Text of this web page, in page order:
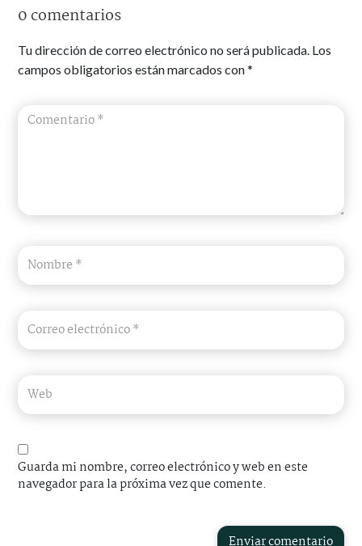
0 comentarios
Tu dirección de correo electrónico no será publicada. Los
campos obligatorios están marcados con*
Guarda mi nombre, correo electrónico y web en este
navegador para la próxima vez que comente.